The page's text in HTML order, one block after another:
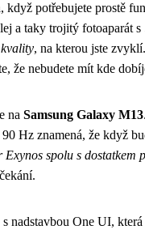
když potřebujete prostě
a taky trojitý fotoaparát
, na kterou jste
že nebudete mít kde
na Samsung Galaxy M13
Hz znamená, že když
Exynos spolu s dostatkem
nadstavbou One UI,